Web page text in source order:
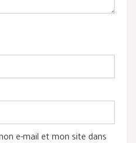
e-mail et mon site dans